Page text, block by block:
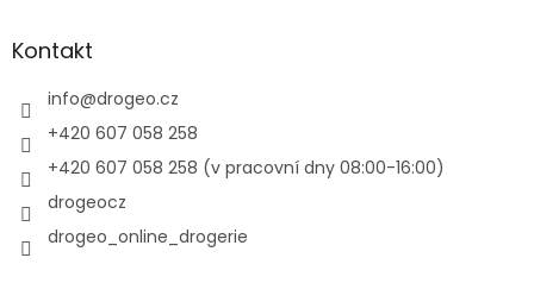
ý
aKontakt
info@drogeo.cz
+420 607 058 258
+420 607 058 258 (v pracovní dny 08:00-16:00)
drogeocz
drogeo_online_drogerie